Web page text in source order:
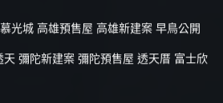
光城 高雄預售屋 高雄新建案 早鳥公開
彌陀新建案 彌陀預售屋 透天厝 富士欣